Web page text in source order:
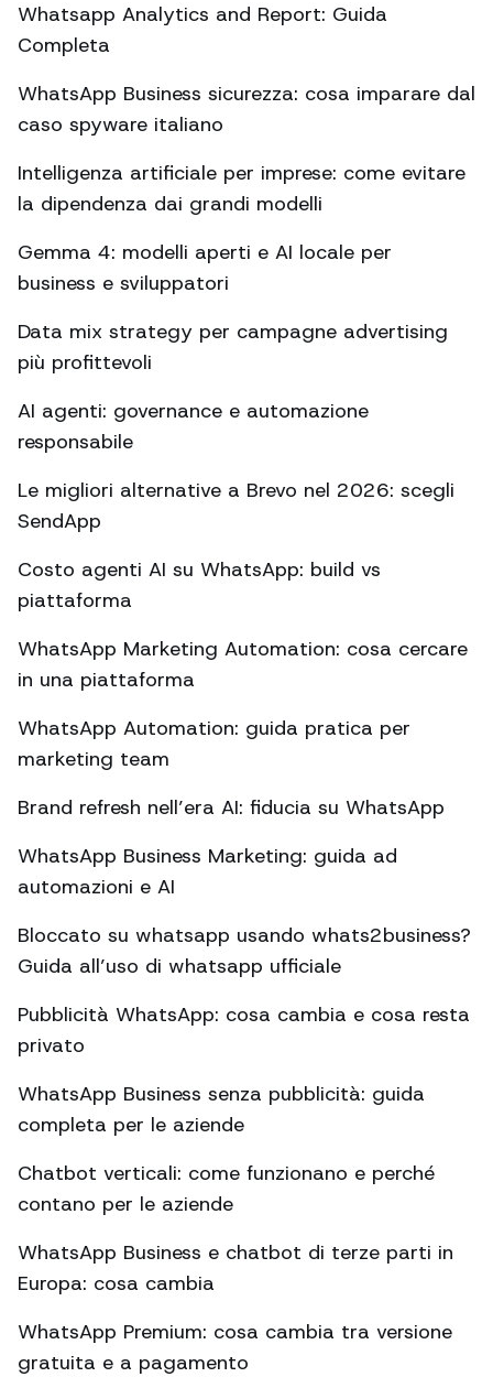
Whatsapp Analytics and Report: Guida
Completa
WhatsApp Business sicurezza: cosa imparare dal
caso spyware italiano
Intelligenza artificiale per imprese: come evitare
la dipendenza dai grandi modelli
Gemma 4: modelli aperti e AI locale per
business e sviluppatori
Data mix strategy per campagne advertising
più profittevoli
AI agenti: governance e automazione
responsabile
Le migliori alternative a Brevo nel 2026: scegli
SendApp
Costo agenti AI su WhatsApp: build vs
piattaforma
WhatsApp Marketing Automation: cosa cercare
in una piattaforma
WhatsApp Automation: guida pratica per
marketing team
Brand refresh nell’era AI: fiducia su WhatsApp
WhatsApp Business Marketing: guida ad
automazioni e AI
Bloccato su whatsapp usando whats2business?
Guida all’uso di whatsapp ufficiale
Pubblicità WhatsApp: cosa cambia e cosa resta
privato
WhatsApp Business senza pubblicità: guida
completa per le aziende
Chatbot verticali: come funzionano e perché
contano per le aziende
WhatsApp Business e chatbot di terze parti in
Europa: cosa cambia
WhatsApp Premium: cosa cambia tra versione
gratuita e a pagamento